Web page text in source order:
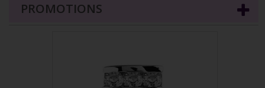
PROMOTIONS